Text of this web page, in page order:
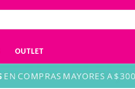
OUTLET